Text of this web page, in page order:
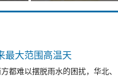
最大范围高温天
都难以摆脱雨水的困扰，华北、